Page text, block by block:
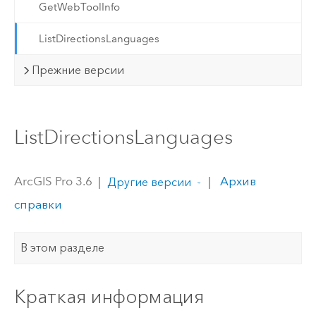
GetWebToolInfo
ListDirectionsLanguages
Прежние версии
ListDirectionsLanguages
ArcGIS Pro 3.6 | Другие версии |
Архив
справки
В этом разделе
Краткая информация